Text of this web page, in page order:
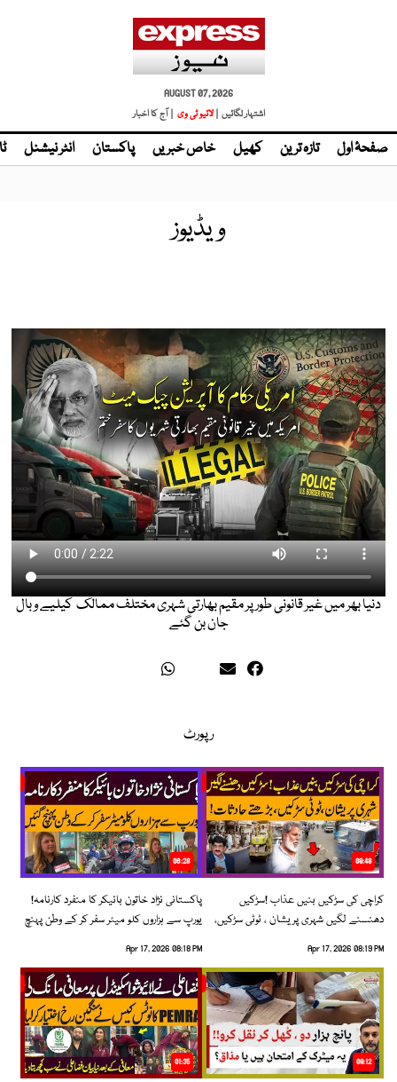
AUGUST 07, 2026
اشتہار لگائیں | لائیو ٹی وی | آج کا اخبار
صفحۂ اول تازہ ترین کھیل خاص خبریں پاکستان انٹر نیشنل
ویڈیوز
دنیا بھر میں غیر قانونی طور پر مقیم بھارتی شہری مختلف ممالک کیلیے وبال
جان بن گئے
رپورٹ
08:48
کراچی کی سڑکیں بنیں عذاب !سڑکیں
دھنسنے لگیں شہری پریشان ، ٹوٹی سڑکیں،
Apr 17, 2026 08:19 PM
06:28
پاکستانی نژاد خاتون بائیکر کا منفرد کارنامہ!
یورپ سے ہزاروں کلو میٹر سفر کر کے وطن پہنچ
Apr 17, 2026 08:18 PM
09:12
01:35